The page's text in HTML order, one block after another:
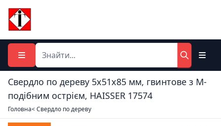
Свердло по дереву 5x51x85 мм, гвинтове з М-
подібним острієм, HAISSER 17574
Головна< Свердло по дереву